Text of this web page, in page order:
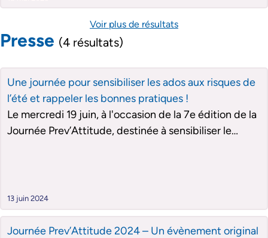
Voir plus de résultats
Presse (4 résultats)
Une journée pour sensibiliser les ados aux risques de
l’été et rappeler les bonnes pratiques !
Le mercredi 19 juin, à l'occasion de la 7e édition de la
Journée Prev’Attitude, destinée à sensibiliser le
dangers liés aux activités de plein air.
13 juin 2024
Journée Prev’Attitude 2024 – Un évènement original